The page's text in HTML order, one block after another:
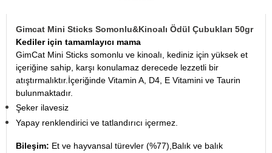
Gimcat Mini Sticks Somonlu&Kinoalı Ödül Çubukları 50gr
Kediler için tamamlayıcı mama
GimCat Mini Sticks somonlu ve kinoalı, kediniz için yüksek et
içeriğine sahip, karşı konulamaz derecede lezzetli bir
atıştırmalıktır.İçeriğinde Vitamin A, D4, E Vitamini ve Taurin
bulunmaktadır.
Şeker ilavesiz
Yapay renklendirici ve tatlandırıcı içermez.
Bileşim: Et ve hayvansal türevler (%77),Balık ve balık